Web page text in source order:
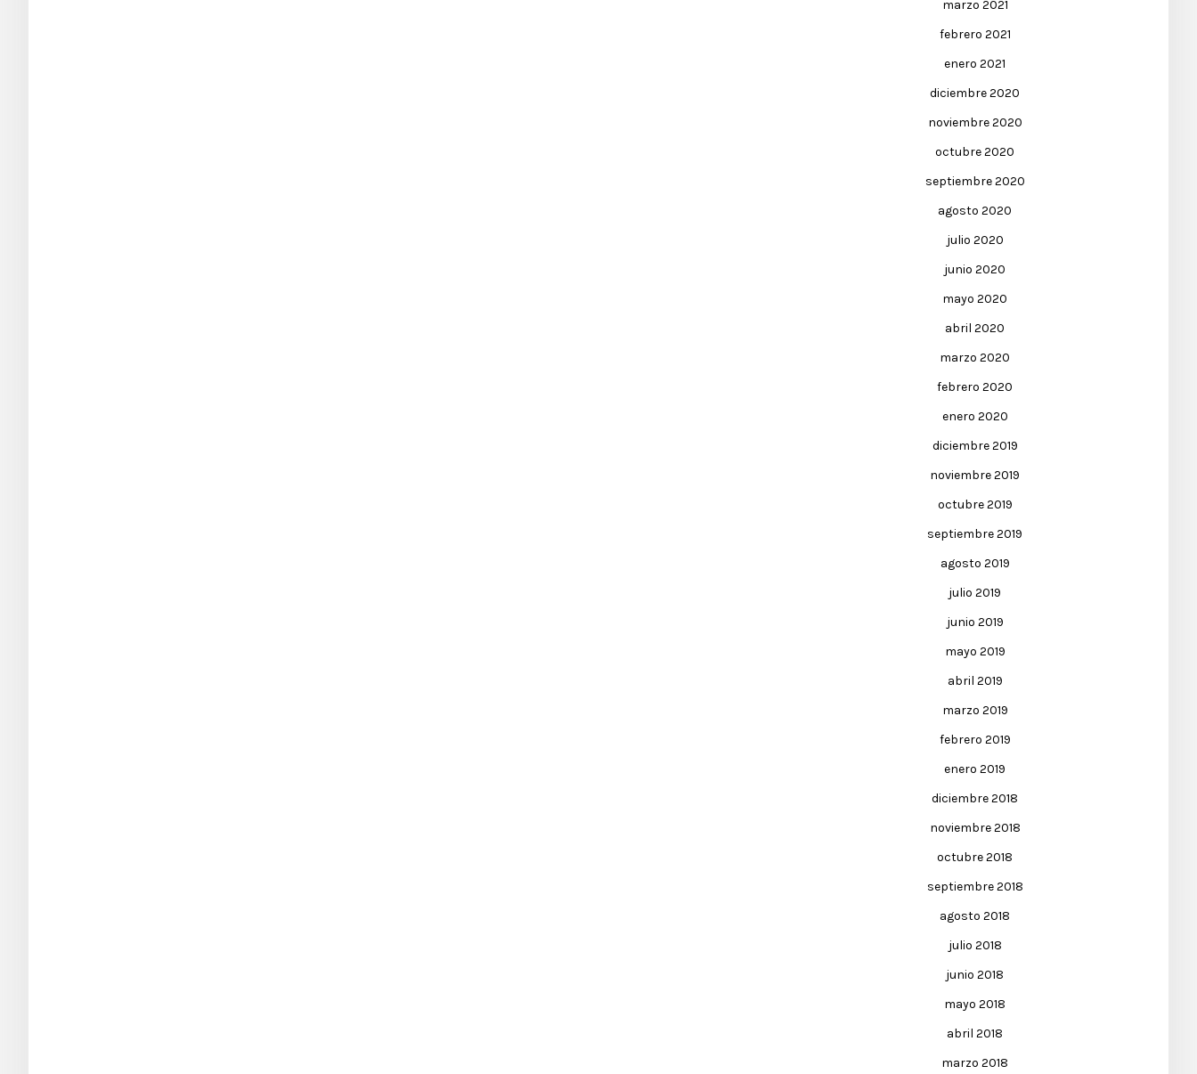
marzo 2021
febrero 2021
enero 2021
diciembre 2020
noviembre 2020
octubre 2020
septiembre 2020
agosto 2020
julio 2020
junio 2020
mayo 2020
abril 2020
marzo 2020
febrero 2020
enero 2020
diciembre 2019
noviembre 2019
octubre 2019
septiembre 2019
agosto 2019
julio 2019
junio 2019
mayo 2019
abril 2019
marzo 2019
febrero 2019
enero 2019
diciembre 2018
noviembre 2018
octubre 2018
septiembre 2018
agosto 2018
julio 2018
junio 2018
mayo 2018
abril 2018
marzo 2018